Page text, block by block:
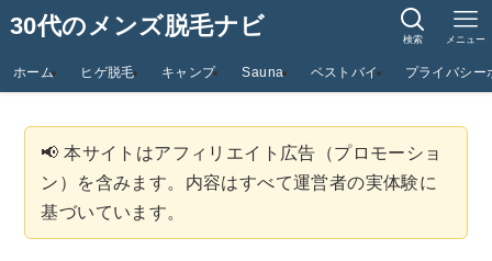
30代のメンズ脱毛ナビ 検索 メニュー
ホーム ヒゲ脱毛 キャンプ Sauna ベストバイ プライバシー
📢 本サイトはアフィリエイト広告（プロモーショ
ン）を含みます。内容はすべて運営者の実体験に
基づいています。